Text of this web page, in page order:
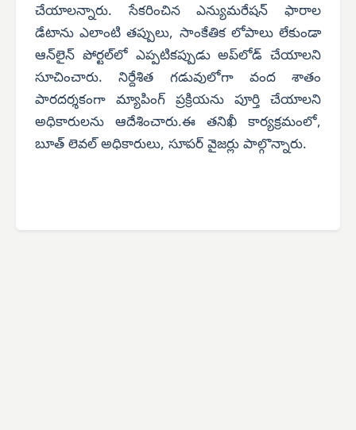
చేయాలన్నారు. సేకరించిన ఎన్యుమరేషన్ ఫారాల
డేటాను ఎలాంటి తప్పులు, సాంకేతిక లోపాలు లేకుండా
ఆన్‌లైన్ పోర్టల్‌లో ఎప్పటికప్పుడు అప్‌లోడ్ చేయాలని
సూచించారు. నిర్దేశిత గడువులోగా వంద శాతం
పారదర్శకంగా మ్యాపింగ్ ప్రక్రియను పూర్తి చేయాలని
అధికారులను ఆదేశించారు.ఈ తనిఖీ కార్యక్రమంలో,
బూత్ లెవల్ అధికారులు, సూపర్ వైజర్లు పాల్గొన్నారు.